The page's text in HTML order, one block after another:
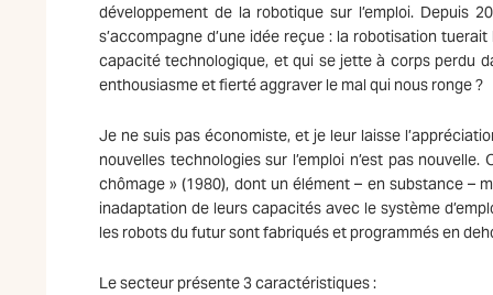
développement de la robotique sur l’emploi. Depuis
s’accompagne d’une idée reçue : la robotisation
capacité technologique, et qui se jette à corps perdu
enthousiasme et fierté aggraver le mal qui nous ronge ?
Je ne suis pas économiste, et je leur laisse
nouvelles technologies sur l’emploi n’est pas
chômage » (1980), dont un élément – en substance –
inadaptation de leurs capacités avec le système
les robots du futur sont fabriqués et programmés en
Le secteur présente 3 caractéristiques :